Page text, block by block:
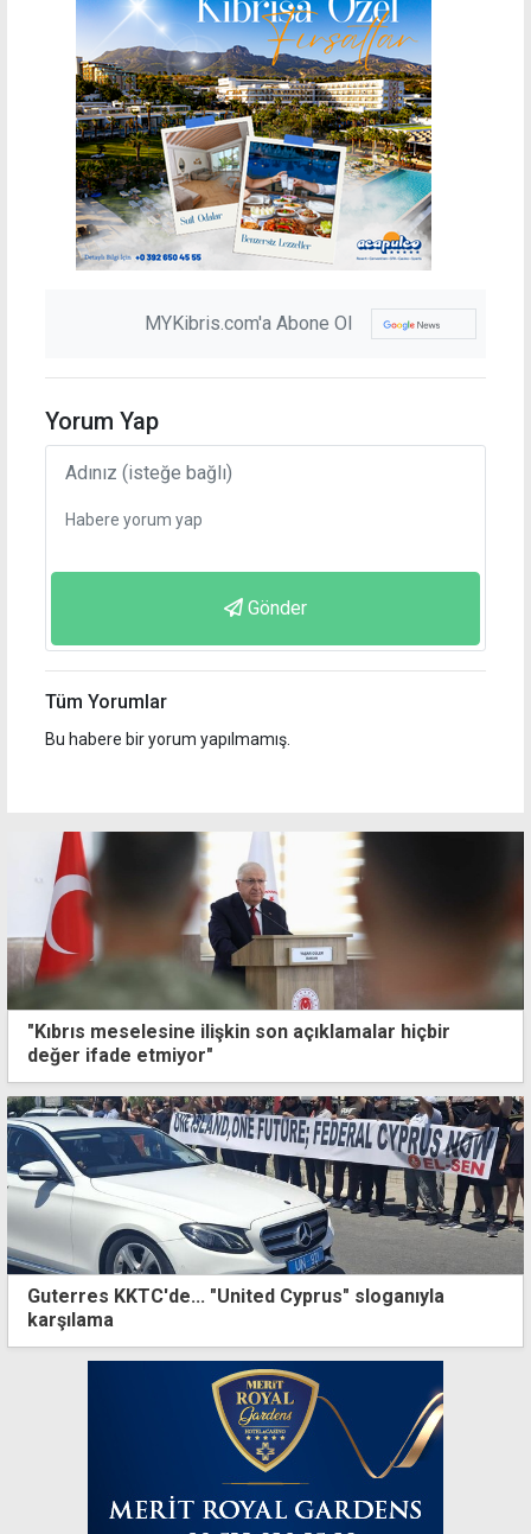
MYKibris.com'a Abone Ol
Yorum Yap
Gönder
Tüm Yorumlar
Bu habere bir yorum yapılmamış.
"Kıbrıs meselesine ilişkin son açıklamalar hiçbir
değer ifade etmiyor"
Guterres KKTC'de... "United Cyprus" sloganıyla
karşılama